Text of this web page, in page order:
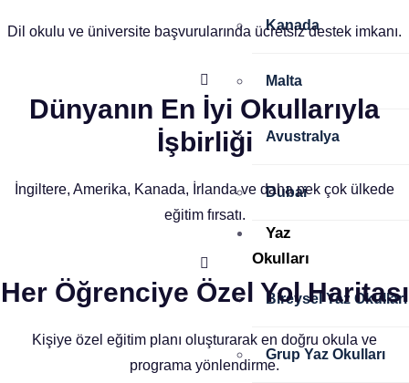
Kanada
Malta
Avustralya
Dubai
Yaz
Okulları
Bireysel Yaz Okulları
Grup Yaz Okulları
Dil okulu ve üniversite başvurularında ücretsiz destek imkanı.
Dünyanın En İyi Okullarıyla
İşbirliği
İngiltere, Amerika, Kanada, İrlanda ve daha pek çok ülkede
eğitim fırsatı.
Her Öğrenciye Özel Yol Haritası
Kişiye özel eğitim planı oluşturarak en doğru okula ve
programa yönlendirme.